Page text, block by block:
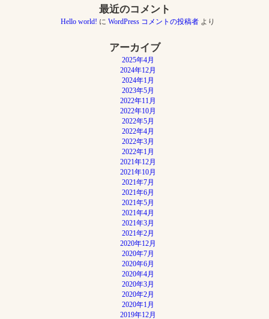
最近のコメント
Hello world! にWordPress コメントの投稿者 より
アーカイブ
2025年4月
2024年12月
2024年1月
2023年5月
2022年11月
2022年10月
2022年5月
2022年4月
2022年3月
2022年1月
2021年12月
2021年10月
2021年7月
2021年6月
2021年5月
2021年4月
2021年3月
2021年2月
2020年12月
2020年7月
2020年6月
2020年4月
2020年3月
2020年2月
2020年1月
2019年12月